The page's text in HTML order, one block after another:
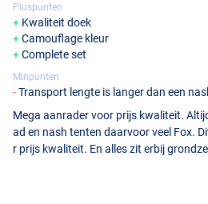
Pluspunten
Kwaliteit doek
Camouflage kleur
Complete set
Minpunten
Transport lengte is langer dan een
Mega aanrader voor prijs kwaliteit.
ad en nash tenten daarvoor veel Fox.
r prijs kwaliteit. En alles zit erbij